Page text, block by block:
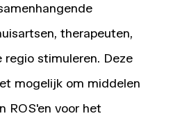
therapeuten,
regio stimuleren. Deze
mogelijk om middelen
ROS'en voor het